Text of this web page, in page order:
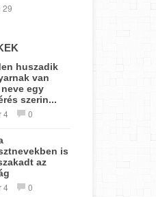
29
huszadik
van
egy
szerin...
4 0
is
az
4 0